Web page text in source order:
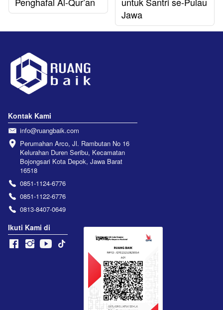
Jawa
Kontak Kami
info@ruangbaik.com
Perumahan Arco, Jl. Rambutan No 16
Kelurahan Duren Seribu, Kecamatan
Bojongsari Kota Depok, Jawa Barat
16518
0851-1124-6776
0851-1122-6776
0813-8407-0649
Ikuti Kami di